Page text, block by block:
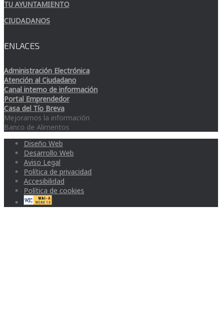
TU AYUNTAMIENTO
CIUDADANOS
ENLACES
Administración Electrónica
Atención al Ciudadano
Canal interno de información
Portal Emprendedor
Casa del Tío Breva
Mejoramos la información
Banco de Alimentos
Diseño Web
Desarrollo Web
Aviso Legal
Política de privacidad
Accesibilidad
Política de cookies